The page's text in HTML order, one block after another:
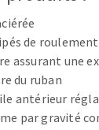
LE
de
assurant une
du ruban
antérieur
par gravité